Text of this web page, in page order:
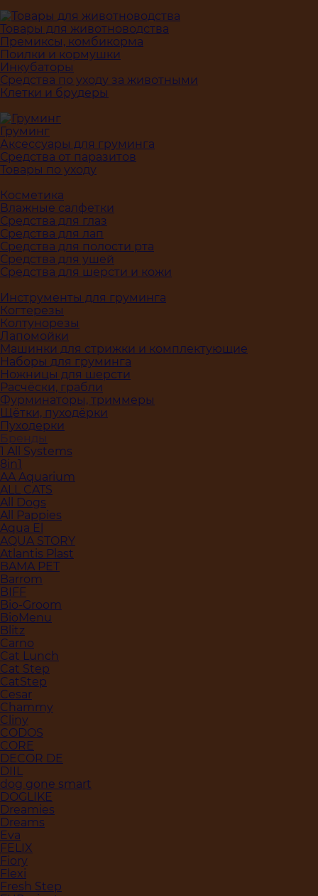
Товары для животноводства
Премиксы, комбикорма
Поилки и кормушки
Инкубаторы
Средства по уходу за животными
Клетки и брудеры
Груминг
Аксессуары для груминга
Средства от паразитов
Товары по уходу
Косметика
Влажные салфетки
Средства для глаз
Средства для лап
Средства для полости рта
Средства для ушей
Средства для шерсти и кожи
Инструменты для груминга
Когтерезы
Колтунорезы
Лапомойки
Машинки для стрижки и комплектующие
Наборы для груминга
Ножницы для шерсти
Расчёски, грабли
Фурминаторы, триммеры
Щётки, пуходёрки
Пуходерки
Бренды
1 All Systems
8in1
AA Aquarium
ALL CATS
All Dogs
All Pappies
Aqua El
AQUA STORY
Atlantis Plast
BAMA PET
Barrom
BIFF
Bio-Groom
BioMenu
Blitz
Carno
Cat Lunch
Cat Step
CatStep
Cesar
Chammy
Cliny
CODOS
CORE
DECOR DE
DIIL
dog gone smart
DOGLIKE
Dreamies
Dreams
Eva
FELIX
Fiory
Flexi
Fresh Step